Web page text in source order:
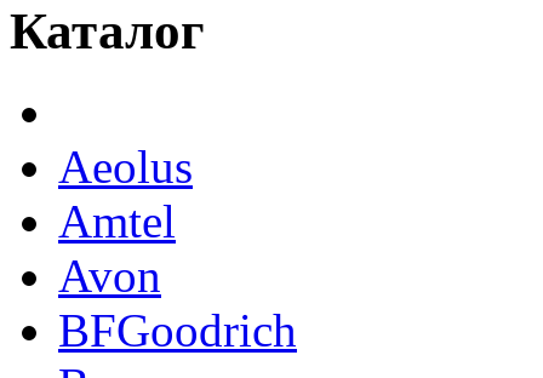
Каталог
Aeolus
Amtel
Avon
BFGoodrich